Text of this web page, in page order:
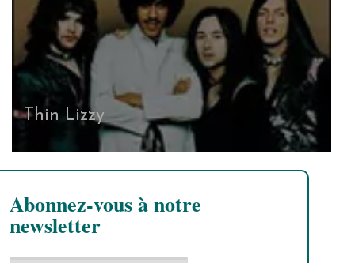
Thin Lizzy
Abonnez-vous à notre
newsletter